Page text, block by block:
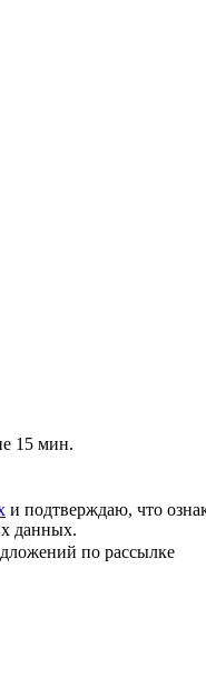
15 мин.
и подтверждаю, что
данных.
по рассылке